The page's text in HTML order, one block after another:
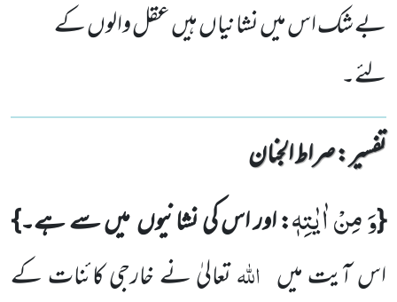
بے شک اس میں نشانیاں ہیں عقل والوں کے
لئے۔
تفسیر : ‎صراط الجنان
{وَ مِنْ اٰیٰتِهٖ: اور اس کی نشانیوں میں سے ہے۔}
اس آیت میں اللہتعالیٰ نے خارجی کائنات کے